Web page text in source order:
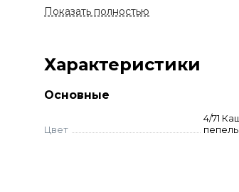
Для всех видов
Для одновременного
модными оттенками
Для осветления
Применение
Показать полностью
Характеристики
Основные
Цвет
4/71